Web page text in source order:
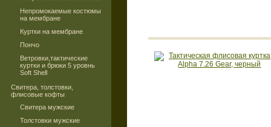
Непромокаемые костюмы
на мембране
Куртки на мембране
Пончо
Ветровки,тактические
куртки и брюки 5 уровнь
Soft Shell
Свитера, толстовки,
флисовые кофты
Свитера мужские
Толстовки мужские